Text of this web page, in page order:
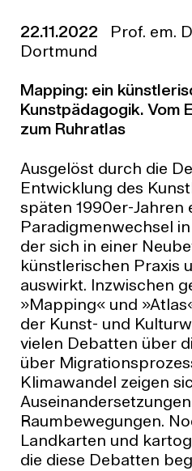
22.11.2022
Prof. em.
Dortmund
Mapping: ein
Kunstpädagogik. Vom
zum Ruhratlas
Ausgelöst durch die
Entwicklung des
späten 1990er-Jahren
Paradigmenwechsel
der sich in einer
künstlerischen Praxis
auswirkt. Inzwischen
»Mapping« und
der Kunst- und
vielen Debatten über
über
Klimawandel zeigen
Raumbewegungen.
Landkarten und
die diese Debatten